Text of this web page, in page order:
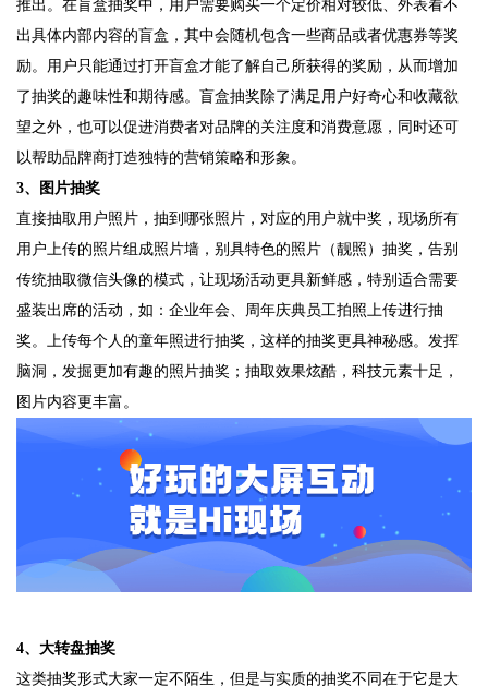
推出。在盲盒抽奖中，用户需要购买一个定价相对较低、外表看不
出具体内部内容的盲盒，其中会随机包含一些商品或者优惠券等奖
励。用户只能通过打开盲盒才能了解自己所获得的奖励，从而增加
了抽奖的趣味性和期待感。盲盒抽奖除了满足用户好奇心和收藏欲
望之外，也可以促进消费者对品牌的关注度和消费意愿，同时还可
以帮助品牌商打造独特的营销策略和形象。
3、图片抽奖
直接抽取用户照片，抽到哪张照片，对应的用户就中奖，现场所有
用户上传的照片组成照片墙，别具特色的照片（靓照）抽奖，告别
传统抽取微信头像的模式，让现场活动更具新鲜感，特别适合需要
盛装出席的活动，如：企业年会、周年庆典员工拍照上传进行抽
奖。上传每个人的童年照进行抽奖，这样的抽奖更具神秘感。发挥
脑洞，发掘更加有趣的照片抽奖；抽取效果炫酷，科技元素十足，
图片内容更丰富。
4、大转盘抽奖
这类抽奖形式大家一定不陌生，但是与实质的抽奖不同在于它是大